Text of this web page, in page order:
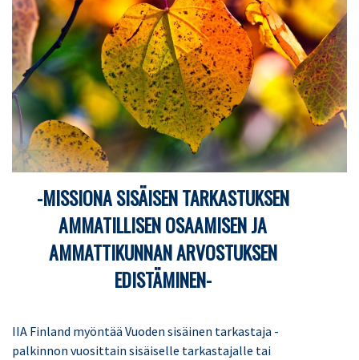
-MISSIONA SISÄISEN TARKASTUKSEN
AMMATILLISEN OSAAMISEN JA
AMMATTIKUNNAN ARVOSTUKSEN
EDISTÄMINEN-
IIA Finland myöntää Vuoden sisäinen tarkastaja -
palkinnon vuosittain sisäiselle tarkastajalle tai